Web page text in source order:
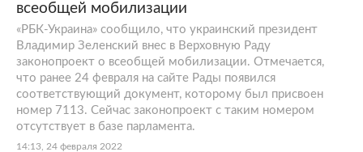
всеобщей мобилизации
«РБК-Украина» сообщило, что украинский президент
Владимир Зеленский внес в Верховную Раду
законопроект о всеобщей мобилизации. Отмечается,
что ранее 24 февраля на сайте Рады появился
соответствующий документ, которому был присвоен
номер 7113. Сейчас законопроект с таким номером
отсутствует в базе парламента.
14:13, 24 февраля 2022